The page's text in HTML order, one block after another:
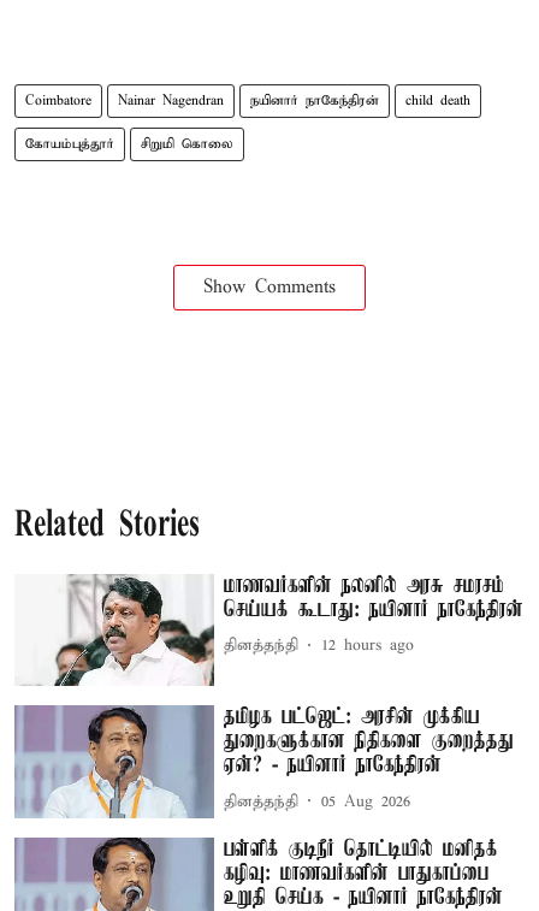
Coimbatore Nainar Nagendran நயினார் நாகேந்திரன் child death
கோயம்புத்தூர் சிறுமி கொலை
Show Comments
Related Stories
மாணவர்களின் நலனில் அரசு சமரசம்
செய்யக் கூடாது: நயினார் நாகேந்திரன்
தினத்தந்தி 12 hours ago
தமிழக பட்ஜெட்: அரசின் முக்கிய
துறைகளுக்கான நிதிகளை குறைத்தது
ஏன்? - நயினார் நாகேந்திரன்
தினத்தந்தி 05 Aug 2026
பள்ளிக் குடிநீர் தொட்டியில் மனிதக்
கழிவு: மாணவர்களின் பாதுகாப்பை
உறுதி செய்க - நயினார் நாகேந்திரன்